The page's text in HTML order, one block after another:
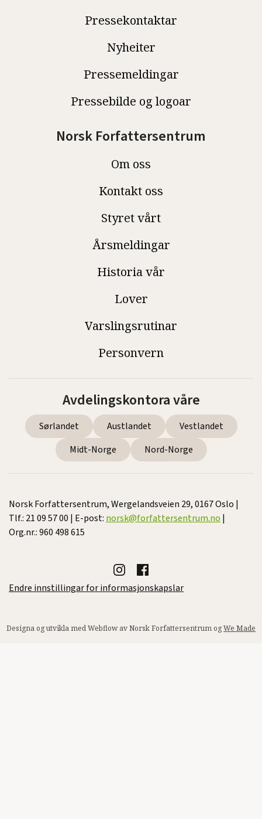
Pressekontaktar
Nyheiter
Pressemeldingar
Pressebilde og logoar
Norsk Forfattersentrum
Om oss
Kontakt oss
Styret vårt
Årsmeldingar
Historia vår
Lover
Varslingsrutinar
Personvern
Avdelingskontora våre
Sørlandet Austlandet
Vestlandet
Midt-Norge
Nord-Norge
Norsk Forfattersentrum, Wergelandsveien 29, 0167 Oslo |
Tlf.: 21 09 57 00 | E-post: norsk@forfattersentrum.no |
Org.nr.: 960 498 615
Endre innstillingar for informasjonskapslar
Designa og utvikla med Webflow av Norsk Forfattersentrum ogWe Made